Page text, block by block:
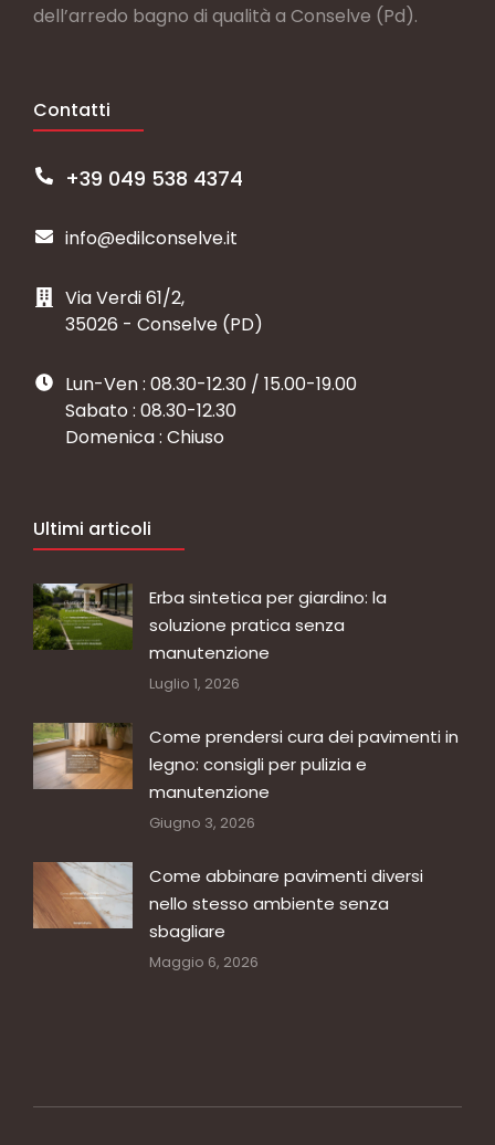
dell’arredo bagno di qualità a Conselve (Pd).
Contatti
+39 049 538 4374
info@edilconselve.it
Via Verdi 61/2,
35026 - Conselve (PD)
Lun-Ven : 08.30-12.30 / 15.00-19.00
Sabato : 08.30-12.30
Domenica : Chiuso
Ultimi articoli
Erba sintetica per giardino: la
soluzione pratica senza
manutenzione
Luglio 1, 2026
Come prendersi cura dei pavimenti in
legno: consigli per pulizia e
manutenzione
Giugno 3, 2026
Come abbinare pavimenti diversi
nello stesso ambiente senza
sbagliare
Maggio 6, 2026